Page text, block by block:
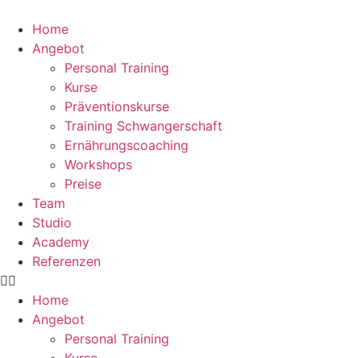
Home
Angebot
Personal Training
Kurse
Präventionskurse
Training Schwangerschaft
Ernährungscoaching
Workshops
Preise
Team
Studio
Academy
Referenzen
Home
Angebot
Personal Training